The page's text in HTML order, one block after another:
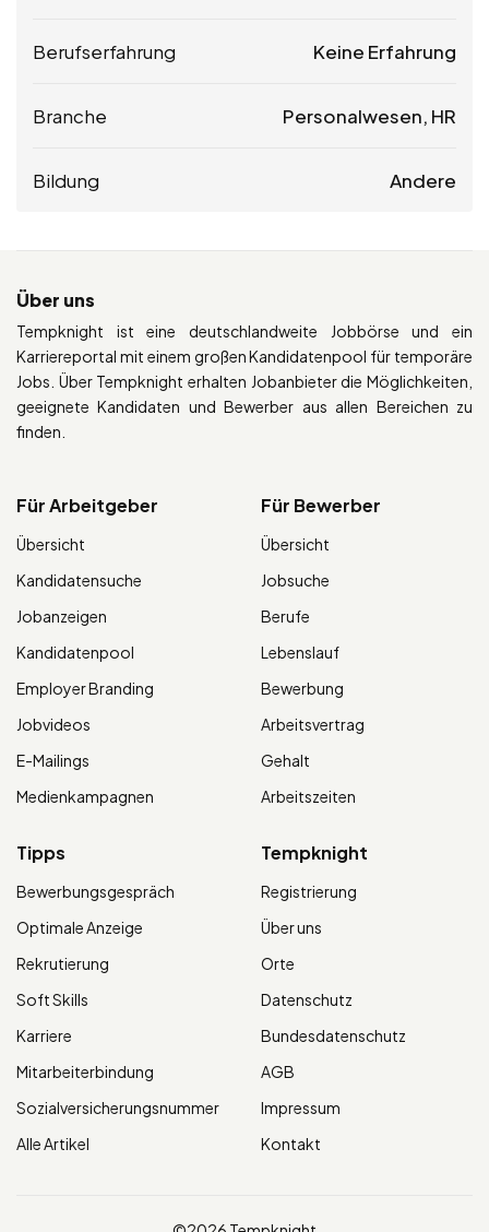
Berufserfahrung Keine Erfahrung
Branche Personalwesen, HR
Bildung Andere
Über uns
Tempknight ist eine deutschlandweite Jobbörse und ein
Karriereportal mit einem großen Kandidatenpool für temporäre
Jobs. Über Tempknight erhalten Jobanbieter die Möglichkeiten,
geeignete Kandidaten und Bewerber aus allen Bereichen zu
finden.
Für Arbeitgeber
Übersicht
Kandidatensuche
Jobanzeigen
Kandidatenpool
Employer Branding
Jobvideos
E-Mailings
Medienkampagnen
Für Bewerber
Übersicht
Jobsuche
Berufe
Lebenslauf
Bewerbung
Arbeitsvertrag
Gehalt
Arbeitszeiten
Tipps
Bewerbungsgespräch
Optimale Anzeige
Rekrutierung
Soft Skills
Karriere
Mitarbeiterbindung
Sozialversicherungsnummer
Alle Artikel
Tempknight
Registrierung
Über uns
Orte
Datenschutz
Bundesdatenschutz
AGB
Impressum
Kontakt